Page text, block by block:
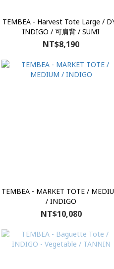
TEMBEA - Harvest Tote Large /
INDIGO / 可肩背 / SUMI
NT$8,190
TEMBEA - MARKET TOTE /
/ INDIGO
NT$10,080